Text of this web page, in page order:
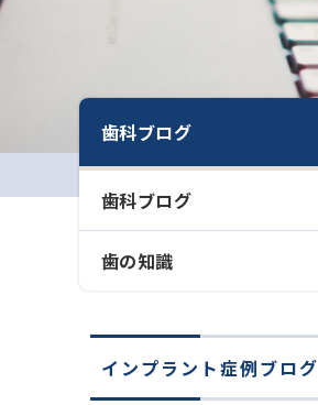
歯科ブログ
歯科ブログ
歯の知識
インプラント症例ブログ